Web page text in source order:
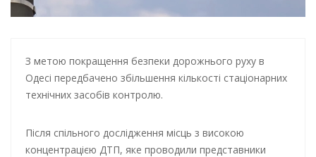
З метою покращення безпеки дорожнього руху в
Одесі передбачено збільшення кількості стаціонарних
технічних засобів контролю.
Після спільного дослідження місць з високою
концентрацією ДТП, яке проводили представники